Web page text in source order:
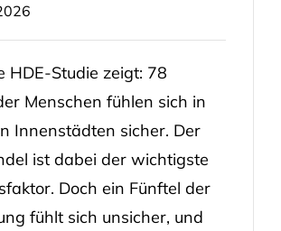
HDE-Studie zeigt: 78
Menschen fühlen sich in
Innenstädten sicher. Der
ist dabei der wichtigste
Doch ein Fünftel der
fühlt sich unsicher, und